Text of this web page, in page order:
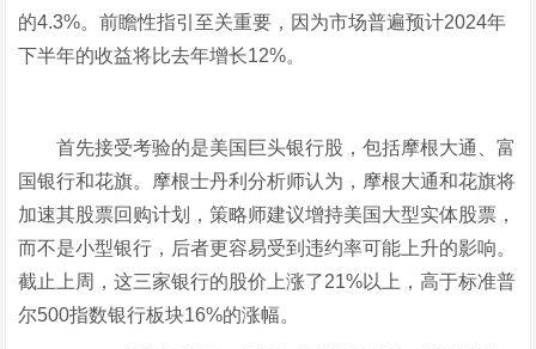
的4.3%。前瞻性指引至关重要，因为市场普遍预计2024年
下半年的收益将比去年增长12%。
首先接受考验的是美国巨头银行股，包括摩根大通、富
国银行和花旗。摩根士丹利分析师认为，摩根大通和花旗将
加速其股票回购计划，策略师建议增持美国大型实体股票，
而不是小型银行，后者更容易受到违约率可能上升的影响。
截止上周，这三家银行的股价上涨了21%以上，高于标准普
尔500指数银行板块16%的涨幅。